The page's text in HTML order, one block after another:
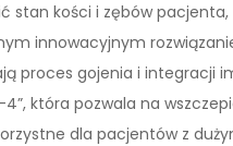
stan kości i zębów
innowacyjnym
proces gojenia i integracji
która pozwala na
dla pacjentów z